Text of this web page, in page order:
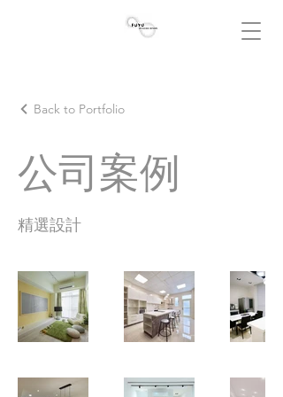
Back to Portfolio
公司案例
精選設計